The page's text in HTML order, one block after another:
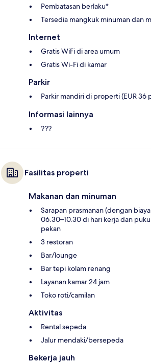
Pembatasan berlaku*
Tersedia mangkuk minuman dan
Internet
Gratis WiFi di area umum
Gratis Wi-Fi di kamar
Parkir
Parkir mandiri di properti (EUR 36
Informasi lainnya
???
Fasilitas properti
Makanan dan minuman
Sarapan prasmanan (dengan
06.30–10.30 di hari kerja dan
pekan
3 restoran
Bar/lounge
Bar tepi kolam renang
Layanan kamar 24 jam
Toko roti/camilan
Aktivitas
Rental sepeda
Jalur mendaki/bersepeda
Bekerja jauh